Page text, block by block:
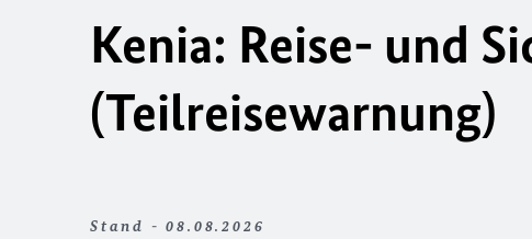
Kenia: Reise- und
(Teilreisewarnung)
Stand - 08.08.2026